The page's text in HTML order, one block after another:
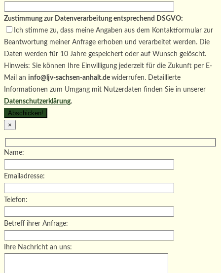
Zustimmung zur Datenverarbeitung entsprechend DSGVO:
Ich stimme zu, dass meine Angaben aus dem Kontaktformular zur
Beantwortung meiner Anfrage erhoben und verarbeitet werden. Die
Daten werden für 10 Jahre gespeichert oder auf Wunsch gelöscht.
Hinweis: Sie können Ihre Einwilligung jederzeit für die Zukunft per E-
Mail an info@ljv-sachsen-anhalt.de widerrufen. Detaillierte
Informationen zum Umgang mit Nutzerdaten finden Sie in unserer
Datenschutzerklärung.
×
Name:
Emailadresse:
Telefon:
Betreff ihrer Anfrage:
Ihre Nachricht an uns: